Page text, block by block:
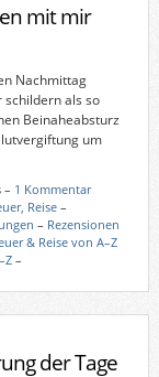
mit mir
Nachmittag
als so
Beinaheabsturz
um
– 1 Kommentar
Reise–
– Rezensionen
& Reise von A–Z
–
der Tage